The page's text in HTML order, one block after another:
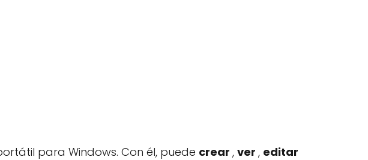
para Windows. Con él, puede crear , ver , editar